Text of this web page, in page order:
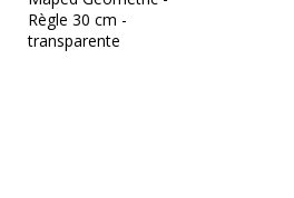
Règle 30 cm -
transparente